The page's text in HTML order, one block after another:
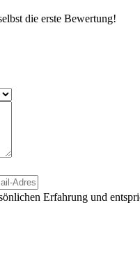
die erste Bewertung!
Erfahrung und